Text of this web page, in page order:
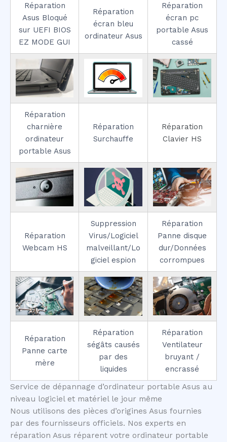
Réparation
Asus Bloqué
sur UEFI BIOS
EZ MODE GUI
Réparation
écran bleu
ordinateur Asus
Réparation
écran pc
portable Asus
cassé
Réparation
charnière
ordinateur
portable Asus
Réparation
Surchauffe
Réparation
Clavier HS
Réparation
Webcam HS
Suppression
Virus/Logiciel
malveillant/Lo
giciel espion
Réparation
Panne disque
dur/Données
corrompues
Réparation
Panne carte
mère
Réparation
ségâts causés
par des
liquides
Réparation
Ventilateur
bruyant /
encrassé
Service de dépannage d’ordinateur portable Asus au
niveau logiciel et matériel le jour même
Nous utilisons des pièces d’origines Asus fournies
par des fournisseurs officiels. Nos experts en
réparation Asus réparent votre ordinateur portable